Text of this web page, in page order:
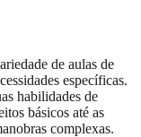
de aulas de
específicas.
habilidades de
básicos até as
complexas.